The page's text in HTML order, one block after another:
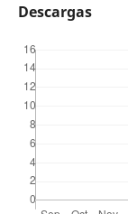
Descargas